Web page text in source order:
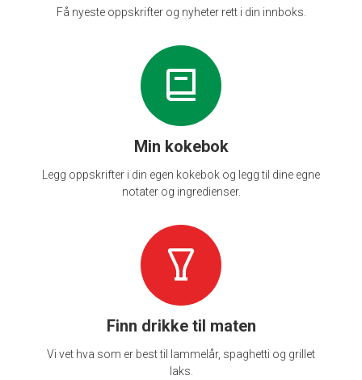
Få nyeste oppskrifter og nyheter rett i din innboks.
Min kokebok
Legg oppskrifter i din egen kokebok og legg til dine egne
notater og ingredienser.
Finn drikke til maten
Vi vet hva som er best til lammelår, spaghetti og grillet
laks.